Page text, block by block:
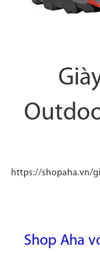
https://shopaha.vn/
Shop Aha